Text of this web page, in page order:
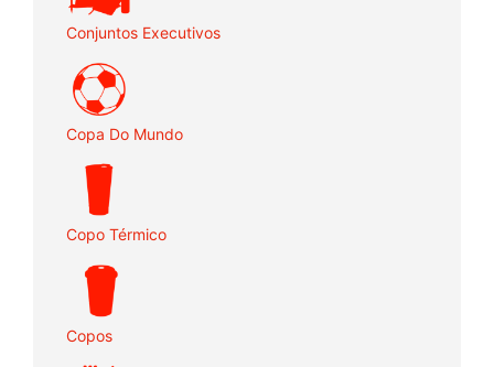
Conjuntos Executivos
Copa Do Mundo
Copo Térmico
Copos